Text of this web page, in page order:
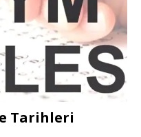
Tarihleri